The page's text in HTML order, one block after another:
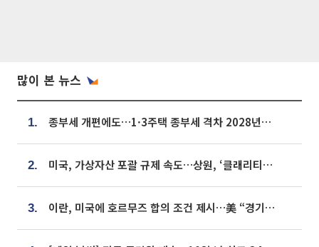
많이 본 뉴스
1. 종부세 개편에도…1·3주택 종부세 격차 2028년부터 확대
2. 미국, 가상자산 포괄 규제 속도…상원, ‘클래리티법’ 9월 절차투표 추진
3. 이란, 미국에 호르무즈 합의 조건 제시…美 “경기 아직 안 끝나” [종합]